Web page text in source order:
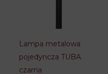
Lampa metalowa
pojedyncza TUBA
czarna